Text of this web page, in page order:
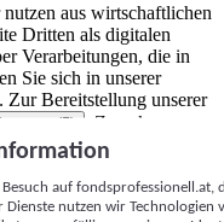
aus wirtschaftlichen
Dritten als digitalen
Verarbeitungen, die in
Sie sich in unserer
Zur Bereitstellung unserer
(5)
. Zwecke:
von Werbeleistung
Kennungen (z. B. login-
auf
Dienste nutzen wir Technologien